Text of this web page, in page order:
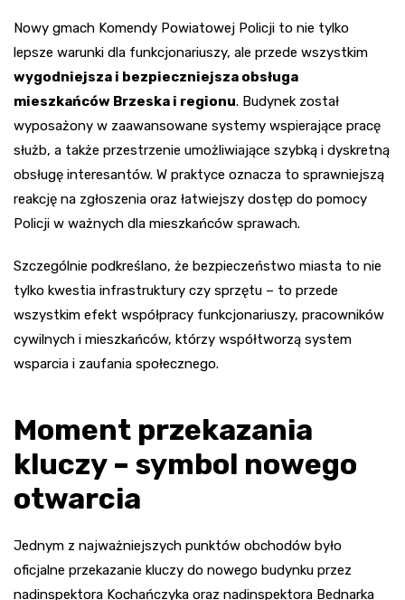
Nowy gmach Komendy Powiatowej Policji to nie tylko
lepsze warunki dla funkcjonariuszy, ale przede wszystkim
wygodniejsza i bezpieczniejsza obsługa
mieszkańców Brzeska i regionu. Budynek został
wyposażony w zaawansowane systemy wspierające pracę
służb, a także przestrzenie umożliwiające szybką i dyskretną
obsługę interesantów. W praktyce oznacza to sprawniejszą
reakcję na zgłoszenia oraz łatwiejszy dostęp do pomocy
Policji w ważnych dla mieszkańców sprawach.
Szczególnie podkreślano, że bezpieczeństwo miasta to nie
tylko kwestia infrastruktury czy sprzętu – to przede
wszystkim efekt współpracy funkcjonariuszy, pracowników
cywilnych i mieszkańców, którzy współtworzą system
wsparcia i zaufania społecznego.
Moment przekazania
kluczy – symbol nowego
otwarcia
Jednym z najważniejszych punktów obchodów było
oficjalne przekazanie kluczy do nowego budynku przez
nadinspektora Kochańczyka oraz nadinspektora Bednarka